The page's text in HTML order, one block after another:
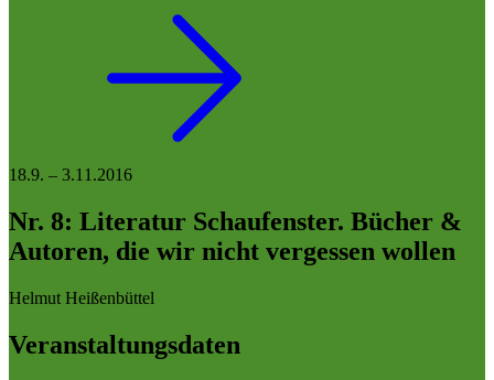
18.9. – 3.11.2016
Nr. 8: Literatur Schaufenster. Bücher &
Autoren, die wir nicht vergessen wollen
Helmut Heißenbüttel
Veranstaltungsdaten